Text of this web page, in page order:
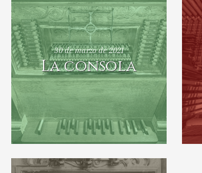
30 de marzo de 2021
La consola